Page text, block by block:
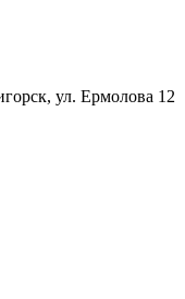
ул. Ермолова 12